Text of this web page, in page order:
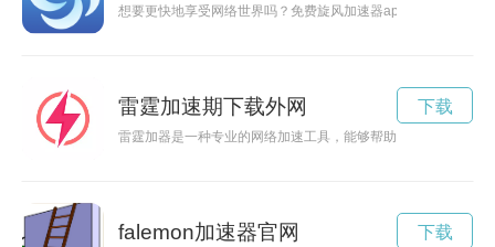
想要更快地享受网络世界吗？免费旋风加速器app可以帮助您实
雷霆加速期下载外网
雷霆加器是一种专业的网络加速工具，能够帮助用户快速下载
下载
falemon加速器官网 下载